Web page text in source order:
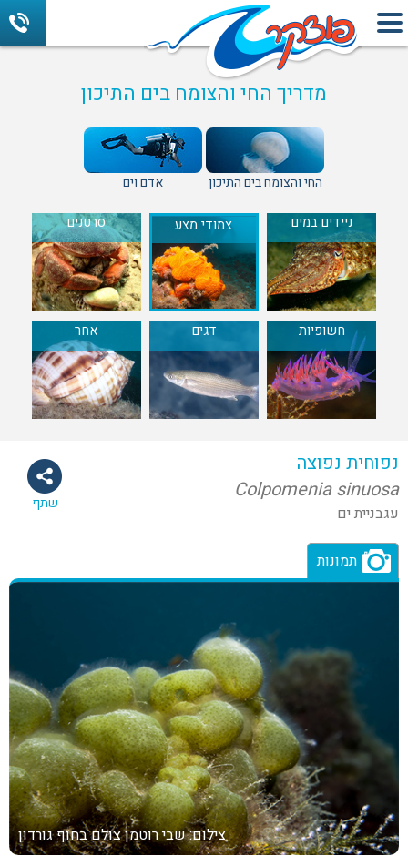
מדריך החי והצומח בים התיכון
החי והצומח בים התיכון אדם וים
ניידים במים צמודי מצע סרטנים
חשופיות דגים אחר
שתף
נפוחית נפוצה
Colpomenia sinuosa
עגבניית ים
תמונות
צילום: שבי רוטמןצולם בחוף גורדון